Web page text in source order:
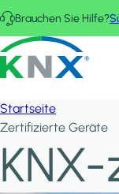
Direkt zum Inhalt
Brauchen Sie Hilfe?
KNX - Homepage
Startseite
Zertifizierte Geräte